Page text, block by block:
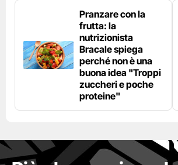
Pranzare con la
frutta: la
nutrizionista
Bracale spiega
perché non è una
buona idea "Troppi
zuccheri e poche
proteine"